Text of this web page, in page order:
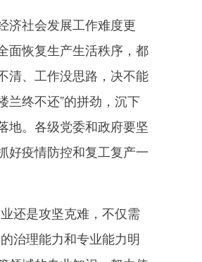
社会发展工作难度更
面恢复生产生活秩序，都
清、工作没思路，决不能
兰终不还”的拼劲，沉下
地。各级党委和政府要坚
好疫情防控和复工复产一
还是攻坚克难，不仅需
治理能力和专业能力明